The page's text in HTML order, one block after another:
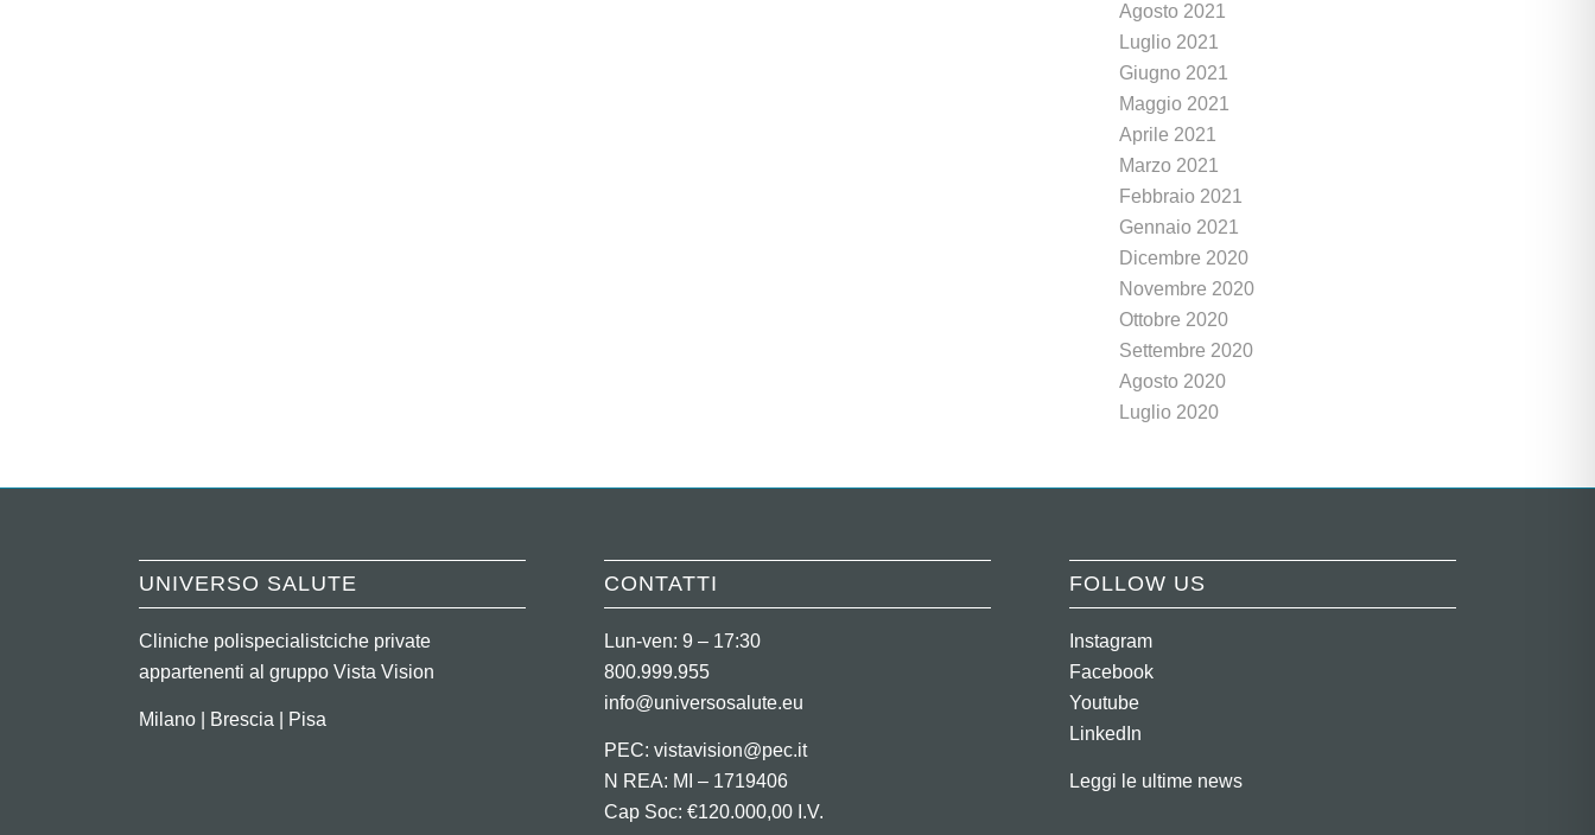
Agosto 2021
Luglio 2021
Giugno 2021
Maggio 2021
Aprile 2021
Marzo 2021
Febbraio 2021
Gennaio 2021
Dicembre 2020
Novembre 2020
Ottobre 2020
Settembre 2020
Agosto 2020
Luglio 2020
UNIVERSO SALUTE
Cliniche polispecialistciche private
appartenenti al gruppo Vista Vision
Milano | Brescia | Pisa
CONTATTI
Lun-ven: 9 – 17:30
800.999.955
info@universosalute.eu
PEC:vistavision@pec.it
N REA: MI – 1719406
Cap Soc: €120.000,00 I.V.
FOLLOW US
Instagram
Facebook
Youtube
LinkedIn
Leggi le ultime news